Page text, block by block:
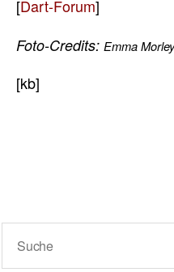
[Dart-Forum]
Foto-Credits: Emma
[kb]